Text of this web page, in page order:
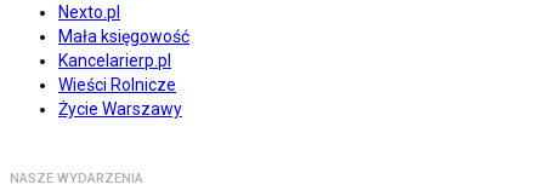
Nexto.pl
Mała księgowość
Kancelarierp.pl
Wieści Rolnicze
Życie Warszawy
NASZE WYDARZENIA